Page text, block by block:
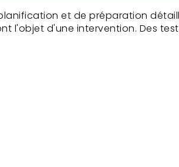
et de préparation
l'objet d'une intervention. Des